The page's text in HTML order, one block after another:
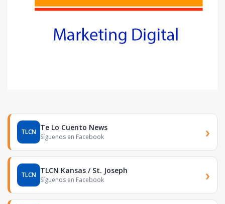
TLCN Te Lo Cuento News
Síguenos en Facebook ›
TLCN TLCN Kansas / St. Joseph
Síguenos en Facebook ›